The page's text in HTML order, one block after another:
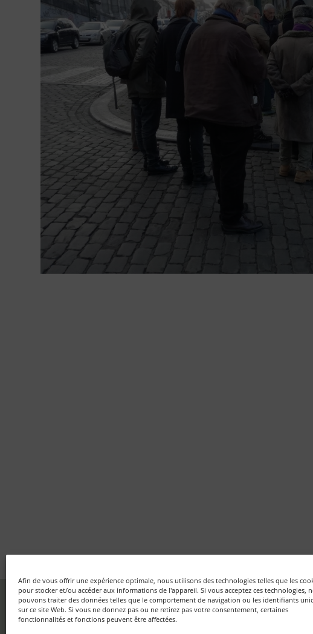
Afin de vous offrir une expérience optimale, nous utilisons des technologies telles que les
pour stocker et/ou accéder aux informations de l'appareil. Si vous acceptez ces technologies,
pouvons traiter des données telles que le comportement de navigation ou les identifiants
sur ce site Web. Si vous ne donnez pas ou ne retirez pas votre consentement, certaines
fonctionnalités et fonctions peuvent être affectées.
Fondation Auschwitz – Mémoire d'Auschwitz ASBL
Rue aux Laines, 17 boîte 50 – B-1000 Bruxelles